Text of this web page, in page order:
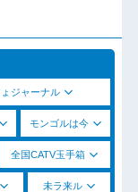
ジャーナル
モンゴルは今
全国CATV玉手箱
未ラ来ル